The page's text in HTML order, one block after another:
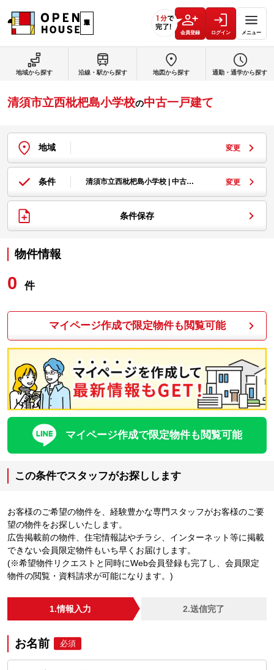
会員登録 ログイン メニュー
清須市立西枇杷島小学校の中古一戸建て
地域 変更
条件 清須市立西枇杷島小学校 | 中古… 変更
条件保存
物件情報
0 件
マイページ作成で限定物件も閲覧可能
マイページ作成で限定物件も閲覧可能
この条件でスタッフがお探しします
お客様のご希望の物件を、経験豊かな専門スタッフがお客様のご要
望の物件をお探しいたします。
広告掲載前の物件、住宅情報誌やチラシ、インターネット等に掲載
できない会員限定物件もいち早くお届けします。
(※希望物件リクエストと同時にWeb会員登録も完了し、会員限定
物件の閲覧・資料請求が可能になります。)
1.情報入力 2.送信完了
お名前 必須
地域から探す 沿線・駅から探す 地図から探す 通勤・通学から探す